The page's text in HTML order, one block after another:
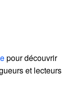
pour découvrir
et lecteurs